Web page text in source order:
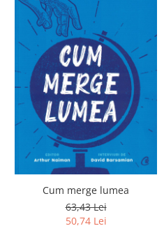
Cum merge lumea
63,43 Lei
50,74 Lei